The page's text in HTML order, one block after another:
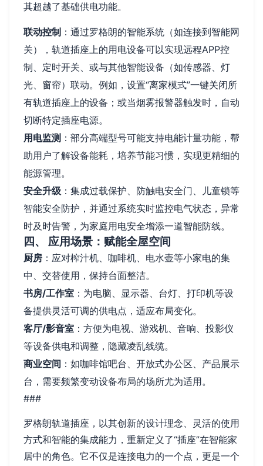
其超越了基础供电功能。
联动控制 ：通过罗格朗的智能系统（如连接到智能网
关），轨道插座上的用电设备可以实现远程APP控
制、定时开关、或与其他智能设备（如传感器、灯
光、窗帘）联动。例如，设置“离家模式”一键关闭所
有轨道插座上的设备；或当烟雾报警器触发时，自动
切断特定插座电源。
用电监测 ：部分高端型号可能支持电能计量功能，帮
助用户了解设备能耗，培养节能习惯，实现更精细的
能源管理。
安全升级 ：集成过载保护、防触电安全门、儿童锁等
智能安全防护，并通过系统实时监控电气状态，异常
时及时告警，为家庭用电安全增添一道智能防线。
四、 应用场景：赋能全屋空间
厨房 ：应对榨汁机、咖啡机、电水壶等小家电的集
中、交替使用，保持台面整洁。
书房/工作室 ：为电脑、显示器、台灯、打印机等设
备提供灵活可调的供电点，适应布局变化。
客厅/影音室 ：方便为电视、游戏机、音响、投影仪
等设备供电和调整，隐藏凌乱线缆。
商业空间 ：如咖啡馆吧台、开放式办公区、产品展示
台，需要频繁变动设备布局的场所尤为适用。
###
罗格朗轨道插座，以其创新的设计理念、灵活的使用
方式和智能的集成能力，重新定义了“插座”在智能家
居中的角色。它不仅是连接电力的一个点，更是一个